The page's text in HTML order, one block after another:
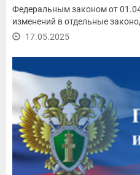
Федеральным законом от
изменений в отдельные
17.05.2025